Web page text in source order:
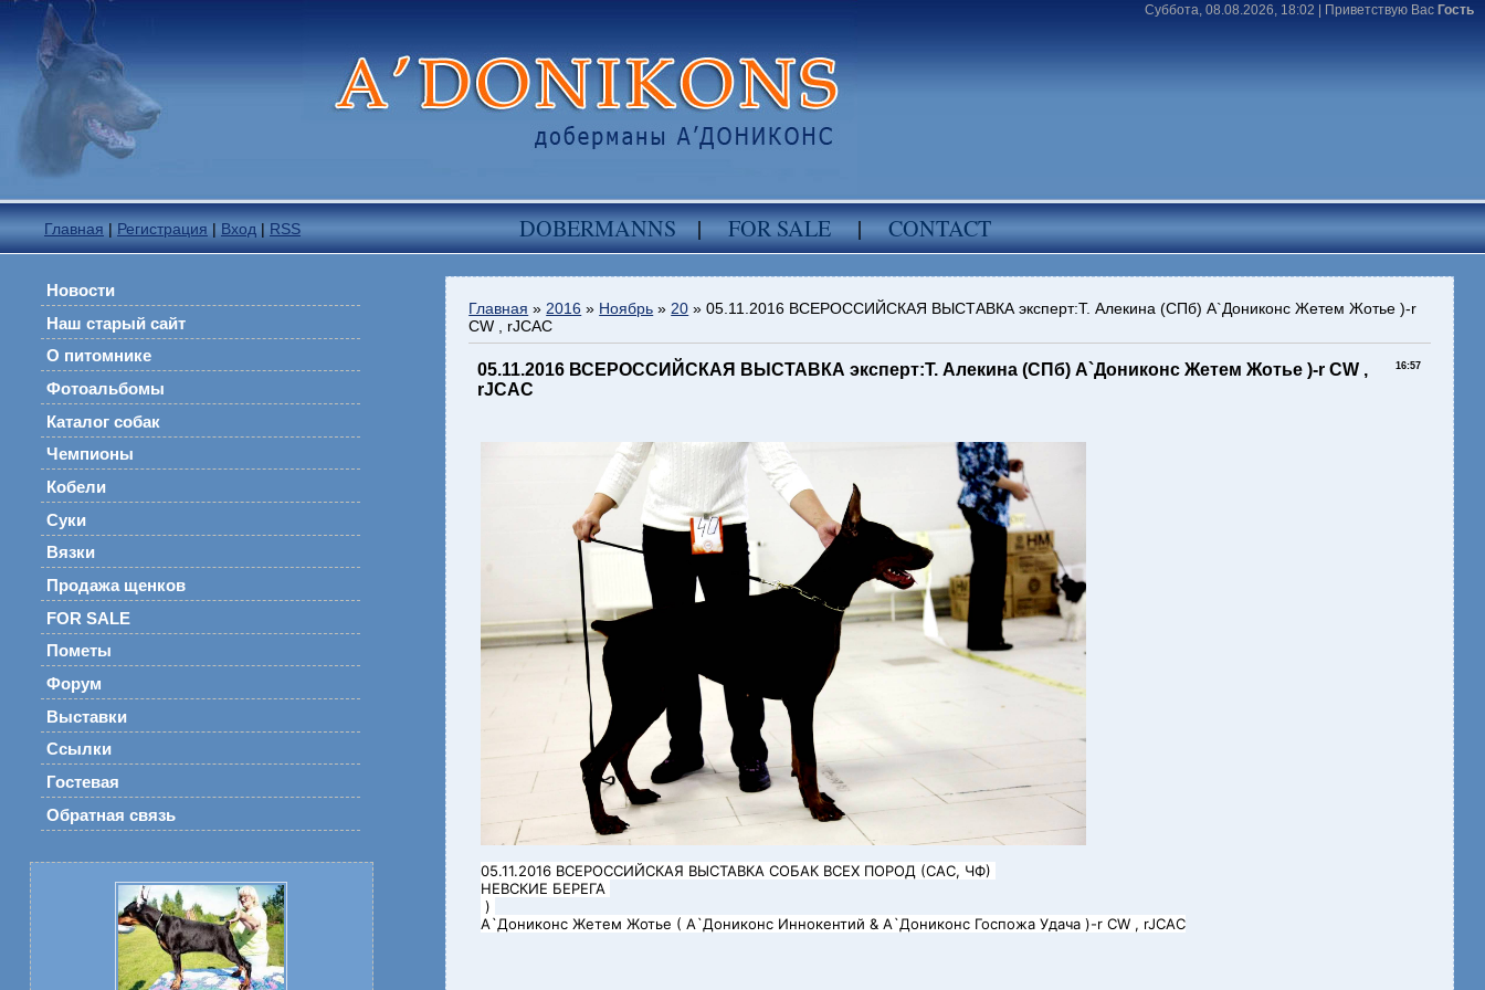
Суббота, 08.08.2026, 18:02 | Приветствую Вас Гость
Главная | Регистрация | Вход | RSS DOBERMANNS|FOR SALE|CONTACT
Новости
Наш старый сайт
О питомнике
Фотоальбомы
Каталог собак
Чемпионы
Кобели
Суки
Вязки
Продажа щенков
FOR SALE
Пометы
Форум
Выставки
Ссылки
Гостевая
Обратная связь
Главная » 2016 » Ноябрь » 20 » 05.11.2016 ВСЕРОССИЙСКАЯ ВЫСТАВКА эксперт:Т. Алекина (СПб) А`Дониконс Жетем Жотье )-r
CW , rJCАC
16:57
05.11.2016 ВСЕРОССИЙСКАЯ ВЫСТАВКА эксперт:Т. Алекина (СПб) А`Дониконс Жетем Жотье )-r CW ,
rJCАC
05.11.2016 ВСЕРОССИЙСКАЯ ВЫСТАВКА СОБАК ВСЕХ ПОРОД (САС, ЧФ)
НЕВСКИЕ БЕРЕГА
)
А`Дониконс Жетем Жотье ( А`Дониконс Иннокентий & А`Дониконс Госпожа Удача )-r CW , rJCАC